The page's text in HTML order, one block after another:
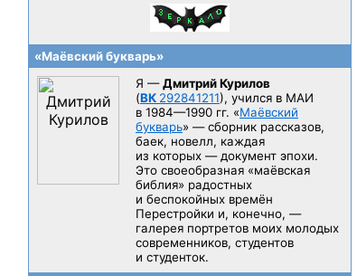
«Маёвский букварь»
Я —Дмитрий Курилов
(ВК 292841211), учился в МАИ
в 1984—1990 гг. «Маёвский
букварь» — сборник рассказов,
баек, новелл, каждая
из которых — документ эпохи.
Это своеобразная «маёвская
библия» радостных
и беспокойных времён
Перестройки и, конечно, —
галерея портретов моих молодых
современников, студентов
и студенток.